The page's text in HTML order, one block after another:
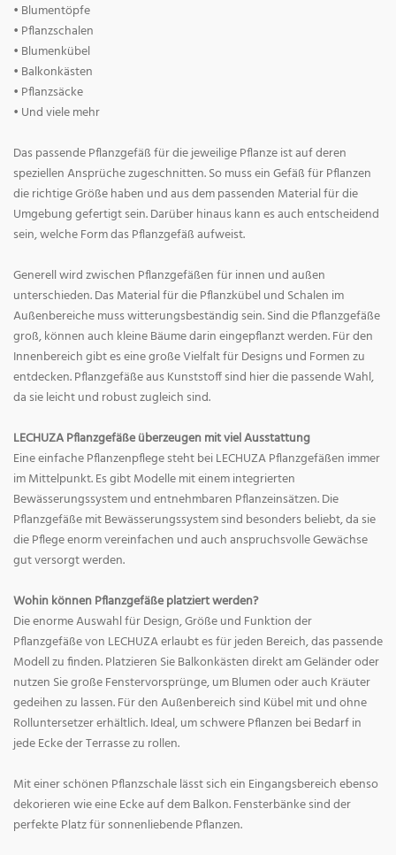
• Blumentöpfe
• Pflanzschalen
• Blumenkübel
• Balkonkästen
• Pflanzsäcke
• Und viele mehr
Das passende Pflanzgefäß für die jeweilige Pflanze ist auf deren
speziellen Ansprüche zugeschnitten. So muss ein Gefäß für Pflanzen
die richtige Größe haben und aus dem passenden Material für die
Umgebung gefertigt sein. Darüber hinaus kann es auch entscheidend
sein, welche Form das Pflanzgefäß aufweist.
Generell wird zwischen Pflanzgefäßen für innen und außen
unterschieden. Das Material für die Pflanzkübel und Schalen im
Außenbereiche muss witterungsbeständig sein. Sind die Pflanzgefäße
groß, können auch kleine Bäume darin eingepflanzt werden. Für den
Innenbereich gibt es eine große Vielfalt für Designs und Formen zu
entdecken. Pflanzgefäße aus Kunststoff sind hier die passende Wahl,
da sie leicht und robust zugleich sind.
LECHUZA Pflanzgefäße überzeugen mit viel Ausstattung
Eine einfache Pflanzenpflege steht bei LECHUZA Pflanzgefäßen immer
im Mittelpunkt. Es gibt Modelle mit einem integrierten
Bewässerungssystem und entnehmbaren Pflanzeinsätzen. Die
Pflanzgefäße mit Bewässerungssystem sind besonders beliebt, da sie
die Pflege enorm vereinfachen und auch anspruchsvolle Gewächse
gut versorgt werden.
Wohin können Pflanzgefäße platziert werden?
Die enorme Auswahl für Design, Größe und Funktion der
Pflanzgefäße von LECHUZA erlaubt es für jeden Bereich, das passende
Modell zu finden. Platzieren Sie Balkonkästen direkt am Geländer oder
nutzen Sie große Fenstervorsprünge, um Blumen oder auch Kräuter
gedeihen zu lassen. Für den Außenbereich sind Kübel mit und ohne
Rolluntersetzer erhältlich. Ideal, um schwere Pflanzen bei Bedarf in
jede Ecke der Terrasse zu rollen.
Mit einer schönen Pflanzschale lässt sich ein Eingangsbereich ebenso
dekorieren wie eine Ecke auf dem Balkon. Fensterbänke sind der
perfekte Platz für sonnenliebende Pflanzen.